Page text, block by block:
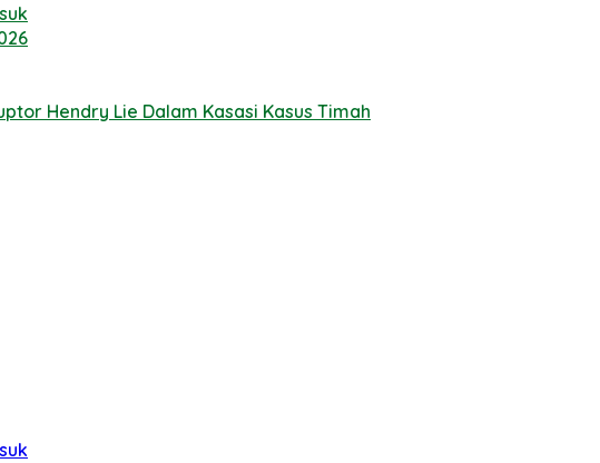
Hendry Lie Dalam Kasasi Kasus Timah